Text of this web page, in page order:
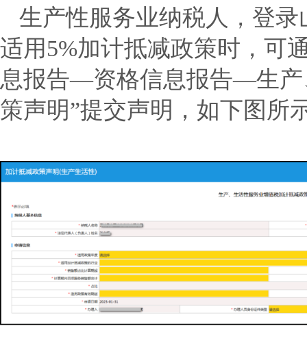
生产性服务业纳税人 ，登
适用5%加计抵减政策时，可
息报告—资格信息报告—生产
策声明”提交声明，如下图所